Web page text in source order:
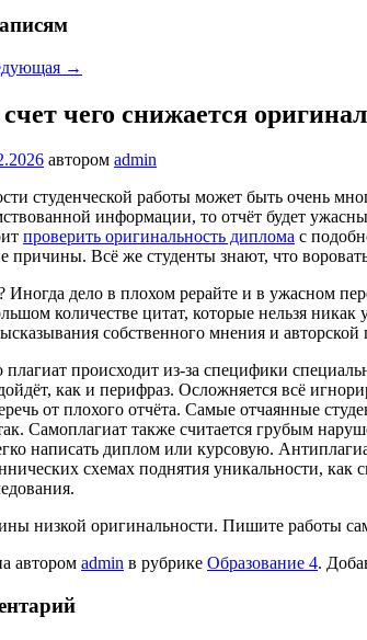
→
чего снижается
автором admin
студенческой работы может быть очень
информации, то отчёт будет
проверить оригинальность диплома с
причины. Всё же студенты знают, что
дело в плохом рерайте и в ужасном
количестве цитат, которые нельзя никак
собственного мнения и
плагиат происходит из-за специфики
как и перифраз. Осложняется всё
от плохого отчёта. Самые отчаянные
Самоплагиат также считается грубым
написать диплом или курсовую.
схемах поднятия уникальности, как
низкой оригинальности. Пишите работы
автором admin в рубрике Образование 4.